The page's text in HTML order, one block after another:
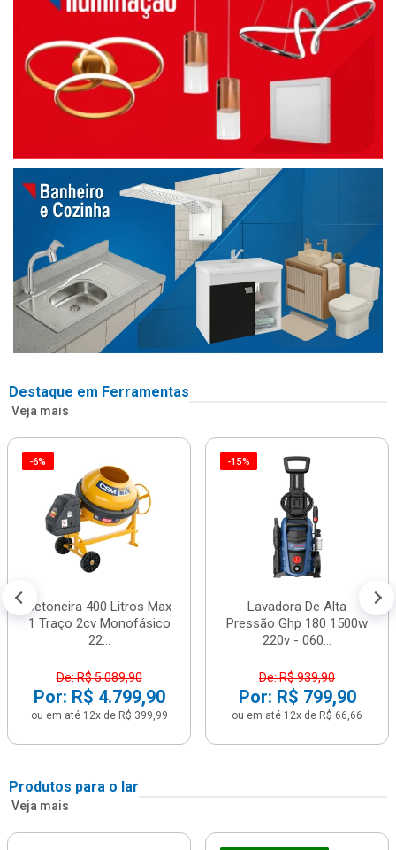
Destaque em Ferramentas
Veja mais
-6%
Betoneira 400 Litros Max
1 Traço 2cv Monofásico
22...
De: R$ 5.089,90
Por: R$ 4.799,90
ou em até 12x de R$ 399,99
-15%
Lavadora De Alta
Pressão Ghp 180 1500w
220v - 060...
De: R$ 939,90
Por: R$ 799,90
ou em até 12x de R$ 66,66
Produtos para o lar
Veja mais